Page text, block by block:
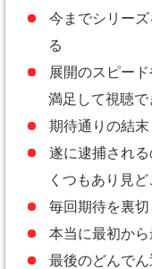
今までシリー
る
展開のスピー
満足して視聴で
期待通りの結
遂に逮捕され
くつもあり見ど
毎回期待を裏
本当に最初か
最後のどんで